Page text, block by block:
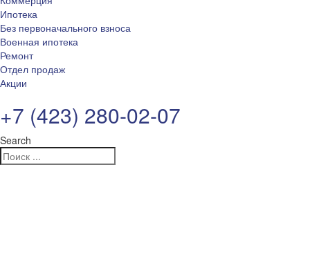
Ипотека
Без первоначального взноса
Военная ипотека
Ремонт
Отдел продаж
Акции
+7 (423) 280-02-07
Search